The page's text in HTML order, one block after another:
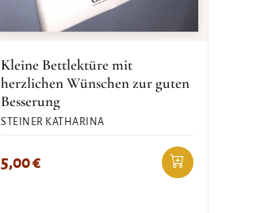
Kleine Bettlektüre mit
herzlichen Wünschen zur guten
Besserung
STEINER KATHARINA
5,00€